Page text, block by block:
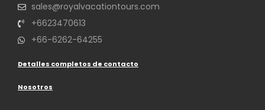
sales@royalvacationtours.com
+6623470613
+66-6262-64255
Detalles completos de contacto
Nosotros